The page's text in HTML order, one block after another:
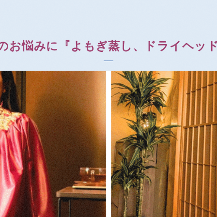
お悩みに『よもぎ蒸し、ドライヘッ